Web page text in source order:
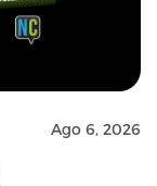
Ago 6, 2026